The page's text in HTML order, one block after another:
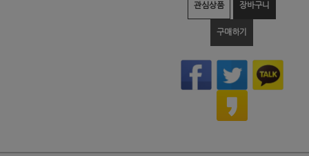
관심상품 장바구니
구매하기